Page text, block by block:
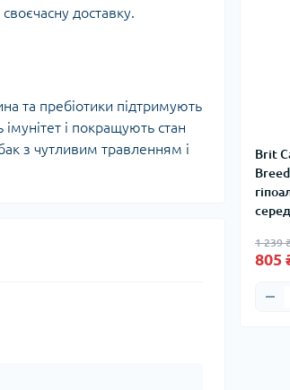
Brit
1 239
805
доставку.
та пребіотики підтримують
і покращують стан
з чутливим травленням і